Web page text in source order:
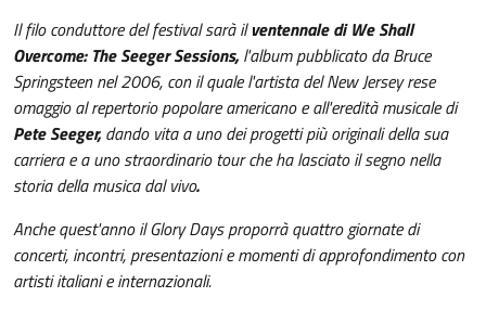
Il filo conduttore del festival sarà ilventennale di We Shall
Overcome: The Seeger Sessions,l'album pubblicato da Bruce
Springsteen nel 2006, con il quale l'artista del New Jersey rese
omaggio al repertorio popolare americano e all'eredità musicale di
Pete Seeger,dando vita a uno dei progetti più originali della sua
carriera e a uno straordinario tour che ha lasciato il segno nella
storia della musica dal vivo.
Anche quest'anno il Glory Days proporrà quattro giornate di
concerti, incontri, presentazioni e momenti di approfondimento con
artisti italiani e internazionali.